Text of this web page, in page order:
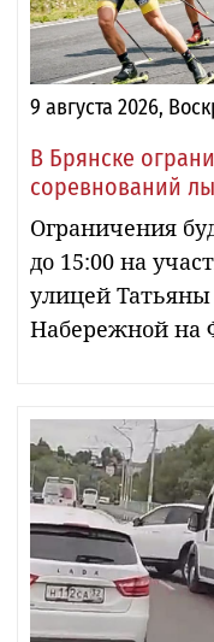
9 августа 2026,
В Брянске
соревнований
Ограничения
до 15:00 на
улицей
Набережной на